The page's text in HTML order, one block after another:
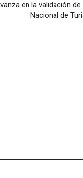
en la validación
Nacional de